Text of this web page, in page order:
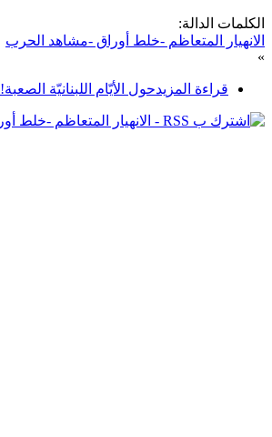
الكلمات الدالة:
الانهيار المتعاظم -خلط أوراق -مشاهد الحرب
»
قراءة المزيدحول الأيّام اللبنانيّة الصعبة!